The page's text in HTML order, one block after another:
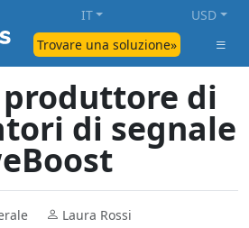
Trovare una soluzione»
IT USD
di
di segnale
Laura Rossi